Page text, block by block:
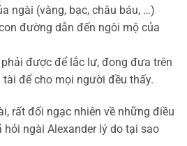
ngài (vàng, bạc, châu báu, …)
đường dẫn đến ngôi mộ của
được để lắc lư, đong đưa trên
để cho mọi người đều thấy.
rất đổi ngạc nhiên về những điều
hỏi ngài Alexander lý do tại sao